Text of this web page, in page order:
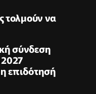
τολμούν να
σύνδεση
επιδότησή